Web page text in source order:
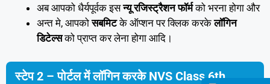
अब आपको धैर्यपूर्वक इसन्यू रजिस्ट्रैशन फॉर्मको भरना होगा और
अन्त मे, आपकोसबमिटके ऑप्शन पर क्लिक करकेलॉगिन
डिटेल्सको प्राप्त कर लेना होगा आदि।
स्टेप 2 – पोर्टल में लॉगिन करके NVS Class 6th